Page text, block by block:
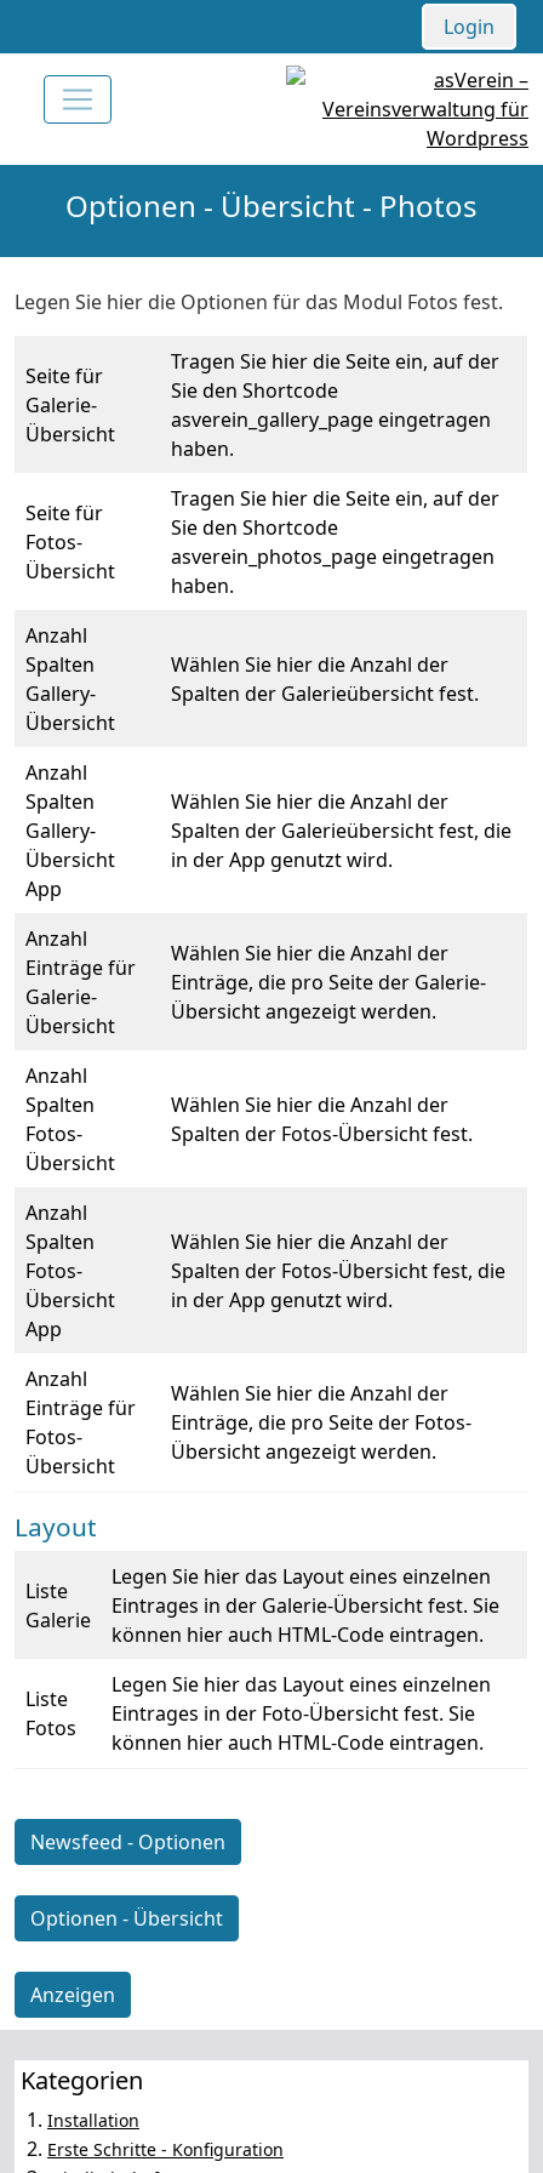
Login
Optionen - Übersicht - Photos
Legen Sie hier die Optionen für das Modul Fotos fest.
Seite für
Galerie-
Übersicht
Tragen Sie hier die Seite ein, auf der
Sie den Shortcode
asverein_gallery_page eingetragen
haben.
Seite für
Fotos-
Übersicht
Tragen Sie hier die Seite ein, auf der
Sie den Shortcode
asverein_photos_page eingetragen
haben.
Anzahl
Spalten
Gallery-
Übersicht
Wählen Sie hier die Anzahl der
Spalten der Galerieübersicht fest.
Anzahl
Spalten
Gallery-
Übersicht
App
Wählen Sie hier die Anzahl der
Spalten der Galerieübersicht fest, die
in der App genutzt wird.
Anzahl
Einträge für
Galerie-
Übersicht
Wählen Sie hier die Anzahl der
Einträge, die pro Seite der Galerie-
Übersicht angezeigt werden.
Anzahl
Spalten
Fotos-
Übersicht
Wählen Sie hier die Anzahl der
Spalten der Fotos-Übersicht fest.
Anzahl
Spalten
Fotos-
Übersicht
App
Wählen Sie hier die Anzahl der
Spalten der Fotos-Übersicht fest, die
in der App genutzt wird.
Anzahl
Einträge für
Fotos-
Übersicht
Wählen Sie hier die Anzahl der
Einträge, die pro Seite der Fotos-
Übersicht angezeigt werden.
Layout
Liste
Galerie
Legen Sie hier das Layout eines einzelnen
Eintrages in der Galerie-Übersicht fest. Sie
können hier auch HTML-Code eintragen.
Liste
Fotos
Legen Sie hier das Layout eines einzelnen
Eintrages in der Foto-Übersicht fest. Sie
können hier auch HTML-Code eintragen.
Newsfeed - Optionen
Optionen - Übersicht
Anzeigen
Kategorien
1. Installation
2. Erste Schritte - Konfiguration